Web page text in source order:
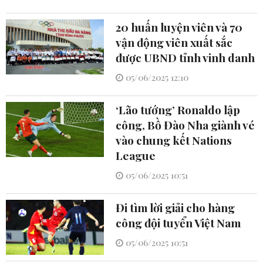
20 huấn luyện viên và 70
vận động viên xuất sắc
được UBND tỉnh vinh danh
05/06/2025 12:10
‘Lão tướng’ Ronaldo lập
công, Bồ Đào Nha giành vé
vào chung kết Nations
League
05/06/2025 10:51
Đi tìm lời giải cho hàng
công đội tuyển Việt Nam
05/06/2025 10:51